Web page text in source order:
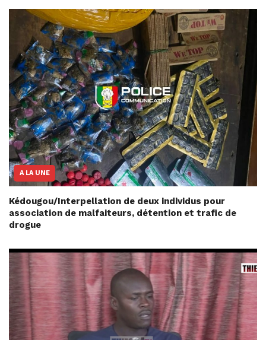
A LA UNE
Kédougou/Interpellation de deux individus pour
association de malfaiteurs, détention et trafic de
drogue